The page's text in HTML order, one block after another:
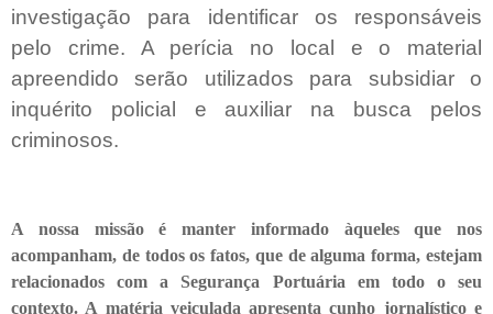
investigação para identificar os responsáveis
pelo crime. A perícia no local e o material
apreendido serão utilizados para subsidiar o
inquérito policial e auxiliar na busca pelos
criminosos.
A nossa missão é manter informado àqueles que nos
acompanham, de todos os fatos, que de alguma forma, estejam
relacionados com a Segurança Portuária em todo o seu
contexto. A matéria veiculada apresenta cunho jornalístico e